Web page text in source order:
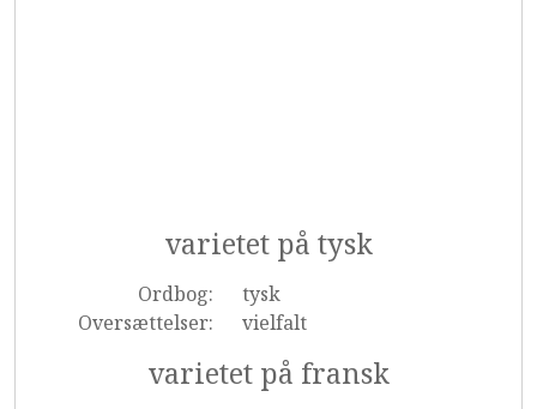
varietet på tysk
Ordbog:
tysk
Oversættelser:
vielfalt
varietet på fransk